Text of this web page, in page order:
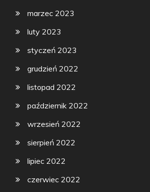
marzec 2023
luty 2023
styczeń 2023
grudzień 2022
listopad 2022
październik 2022
wrzesień 2022
sierpień 2022
lipiec 2022
czerwiec 2022